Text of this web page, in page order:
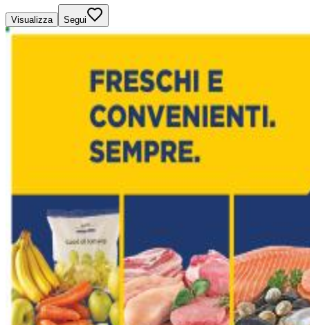
Visualizza Segui